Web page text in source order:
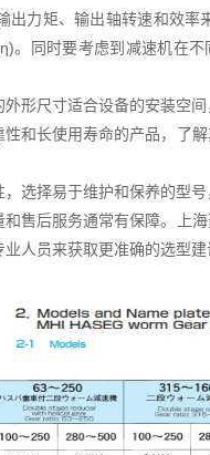
出力矩、输出轴转速和效
。同时要考虑到减速机在
外形尺寸适合设备的安装空
性和长使用寿命的产品，了
选择易于维护和保养的型
和售后服务通常有保障。上
人员来获取更准确的选型建